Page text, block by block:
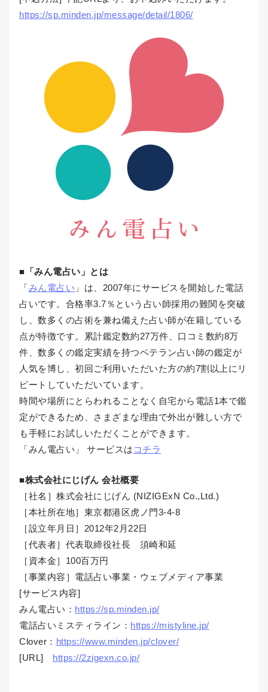
https://sp.minden.jp/message/detail/1806/
■「みん電占い」とは
「みん電占い 」は、2007年にサービスを開始した電話
占いです。合格率3.7％という占い師採用の難関を突破
し、数多くの占術を兼ね備えた占い師が在籍している
点が特徴です。累計鑑定数約27万件、口コミ数約8万
件、数多くの鑑定実績を持つベテラン占い師の鑑定が
人気を博し、初回ご利用いただいた方の約7割以上にリ
ピートしていただいています。
時間や場所にとらわれることなく自宅から電話1本で鑑
定ができるため、さまざまな理由で外出が難しい方で
も手軽にお試しいただくことができます。
「みん電占い」 サービスは コチラ
■株式会社にじげん 会社概要
［社名］株式会社にじげん (NIZIGExN Co.,Ltd.)
［本社所在地］東京都港区虎ノ門3-4-8
［設立年月日］2012年2月22日
［代表者］代表取締役社長 須崎和延
［資本金］100百万円
［事業内容］電話占い事業・ウェブメディア事業
[サービス内容]
みん電占い： https://sp.minden.jp/
電話占いミスティライン： https://mistyline.jp/
Clover： https://www.minden.jp/clover/
[URL] https://2zigexn.co.jp/